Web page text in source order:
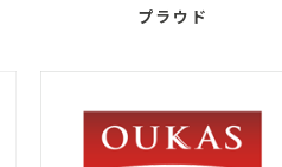
プラウド